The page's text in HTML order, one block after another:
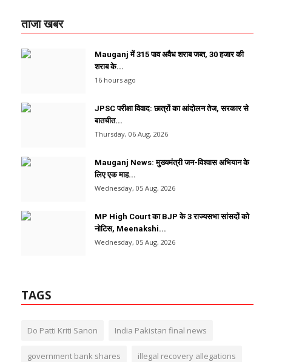
ताजा खबर
Mauganj में 315 पाव अवैध शराब जब्त, 30 हजार की
शराब के...
16 hours ago
JPSC परीक्षा विवाद: छात्रों का आंदोलन तेज, सरकार से
बातचीत...
Thursday, 06 Aug, 2026
Mauganj News: मुख्यमंत्री जन-विश्वास अभियान के
लिए एक माह...
Wednesday, 05 Aug, 2026
MP High Court का BJP के 3 राज्यसभा सांसदों को
नोटिस, Meenakshi...
Wednesday, 05 Aug, 2026
TAGS
Do Patti Kriti Sanon India Pakistan final news
government bank shares illegal recovery allegations